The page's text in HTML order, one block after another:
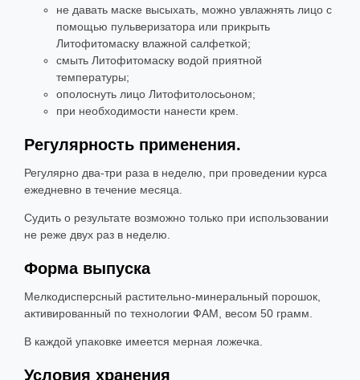
не давать маске высыхать, можно увлажнять лицо с
помощью пульверизатора или прикрыть
Литофитомаску влажной салфеткой;
смыть Литофитомаску водой приятной
температуры;
ополоснуть лицо Литофитолосьоном;
при необходимости нанести крем.
Регулярность применения.
Регулярно два-три раза в неделю, при проведении курса
ежедневно в течение месяца.
Судить о результате возможно только при использовании
не реже двух раз в неделю.
Форма выпуска
Мелкодисперсный растительно-минеральный порошок,
активированный по технологии ФАМ, весом 50 грамм.
В каждой упаковке имеется мерная ложечка.
Условия хранения